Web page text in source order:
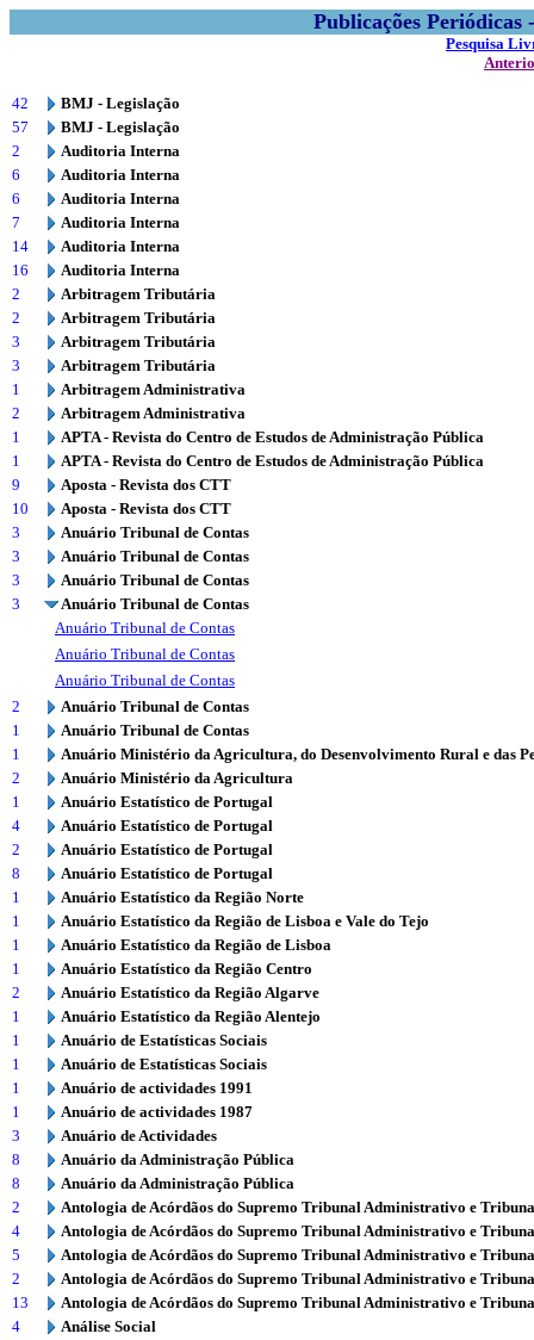
Publicações
Pesquisa
42
BMJ - Legislação
57
BMJ - Legislação
2
Auditoria Interna
6
Auditoria Interna
6
Auditoria Interna
7
Auditoria Interna
14
Auditoria Interna
16
Auditoria Interna
2
Arbitragem Tributária
2
Arbitragem Tributária
3
Arbitragem Tributária
3
Arbitragem Tributária
1
Arbitragem Administrativa
2
Arbitragem Administrativa
1
APTA - Revista do Centro de Estudos de Administração Pública
1
APTA - Revista do Centro de Estudos de Administração Pública
9
Aposta - Revista dos CTT
10
Aposta - Revista dos CTT
3
Anuário Tribunal de Contas
3
Anuário Tribunal de Contas
3
Anuário Tribunal de Contas
3
Anuário Tribunal de Contas
Anuário Tribunal de Contas
Anuário Tribunal de Contas
Anuário Tribunal de Contas
2
Anuário Tribunal de Contas
1
Anuário Tribunal de Contas
1
Anuário Ministério da Agricultura, do Desenvolvimento Rural e das
2
Anuário Ministério da Agricultura
1
Anuário Estatístico de Portugal
4
Anuário Estatístico de Portugal
2
Anuário Estatístico de Portugal
8
Anuário Estatístico de Portugal
1
Anuário Estatístico da Região Norte
1
Anuário Estatístico da Região de Lisboa e Vale do Tejo
1
Anuário Estatístico da Região de Lisboa
1
Anuário Estatístico da Região Centro
2
Anuário Estatístico da Região Algarve
1
Anuário Estatístico da Região Alentejo
1
Anuário de Estatísticas Sociais
1
Anuário de Estatísticas Sociais
1
Anuário de actividades 1991
1
Anuário de actividades 1987
3
Anuário de Actividades
8
Anuário da Administração Pública
8
Anuário da Administração Pública
2
Antologia de Acórdãos do Supremo Tribunal Administrativo e
4
Antologia de Acórdãos do Supremo Tribunal Administrativo e
5
Antologia de Acórdãos do Supremo Tribunal Administrativo e
2
Antologia de Acórdãos do Supremo Tribunal Administrativo e
13
Antologia de Acórdãos do Supremo Tribunal Administrativo e
4
Análise Social